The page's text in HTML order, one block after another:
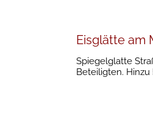
Eisglätte am
Spiegelglatte
Beteiligten.